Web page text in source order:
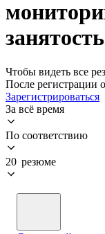
Чтобы видеть все
После регистрации
Зарегистрироваться
За всё время
По соответствию
20 резюме